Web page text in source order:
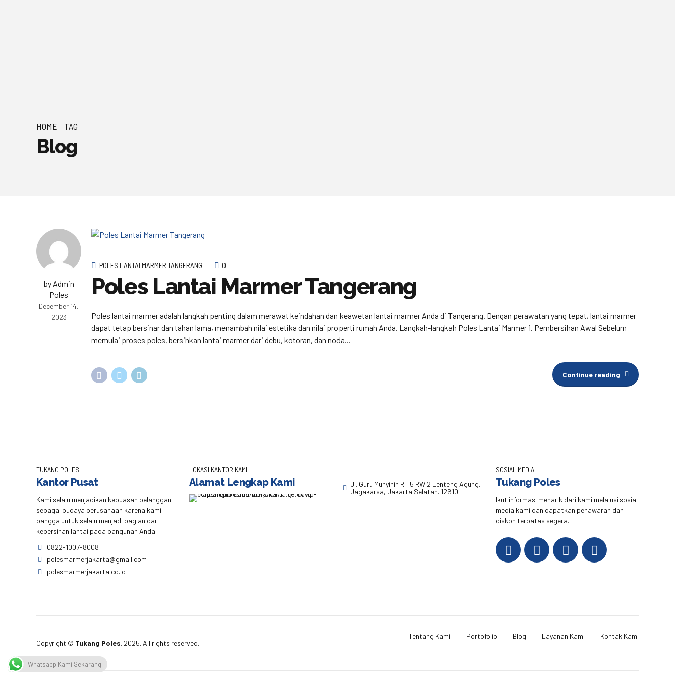
HOME TAG
Blog
by Admin
Poles
December 14,
2023
POLES LANTAI MARMER TANGERANG 0
Poles Lantai Marmer Tangerang
Poles lantai marmer adalah langkah penting dalam merawat keindahan dan keawetan lantai marmer Anda di Tangerang. Dengan perawatan yang tepat, lantai marmer
dapat tetap bersinar dan tahan lama, menambah nilai estetika dan nilai properti rumah Anda. Langkah-langkah Poles Lantai Marmer 1. Pembersihan Awal Sebelum
memulai proses poles, bersihkan lantai marmer dari debu, kotoran, dan noda...
Continue reading
TUKANG POLES
Kantor Pusat
Kami selalu menjadikan kepuasan pelanggan
sebagai budaya perusahaan karena kami
bangga untuk selalu menjadi bagian dari
kebersihan lantai pada bangunan Anda.
0822-1007-8008
polesmarmerjakarta@gmail.com
polesmarmerjakarta.co.id
LOKASI KANTOR KAMI
Alamat Lengkap Kami
Jl. Guru Muhyinin RT 5 RW 2 Lenteng Agung,
Jagakarsa, Jakarta Selatan. 12610
SOSIAL MEDIA
Tukang Poles
Ikut informasi menarik dari kami melalusi sosial
media kami dan dapatkan penawaran dan
diskon terbatas segera.
Copyright © Tukang Poles. 2025. All rights reserved.
Tentang Kami Portofolio Blog Layanan Kami Kontak Kami
Whatsapp Kami Sekarang